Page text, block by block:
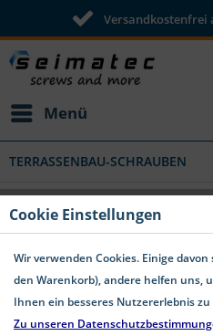
Versandkostenfrei
Menü
TERRASSENBAU-SCHRAUBEN
Terrassendielen
A4 - FH-DIY
Cookie Einstellungen
Wir verwenden Cookies. Einige
den Warenkorb), andere helfen uns,
Ihnen ein besseres Nutzererlebnis
Zu unseren